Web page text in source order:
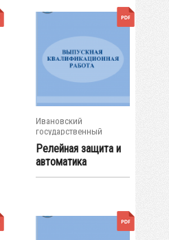
Ивановский
государственный
энергетический...
Релейная защита и
автоматика
подстанции...